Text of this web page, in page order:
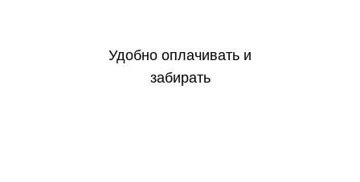
Удобно оплачивать и
забирать